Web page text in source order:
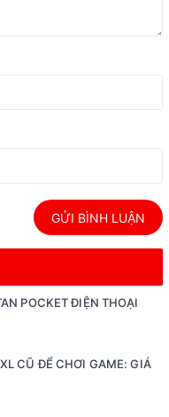
GỬI BÌNH LUẬN
POCKET ĐIỆN THOẠI
CŨ ĐỂ CHƠI GAME: GIÁ